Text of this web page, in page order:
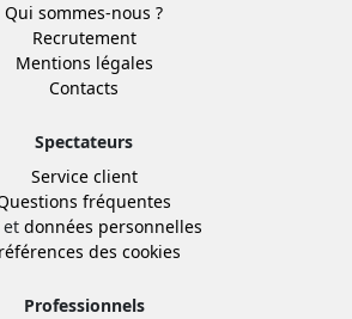
Qui sommes-nous ?
Recrutement
Mentions légales
Contacts
Spectateurs
Service client
fréquentes
données personnelles
des cookies
Professionnels